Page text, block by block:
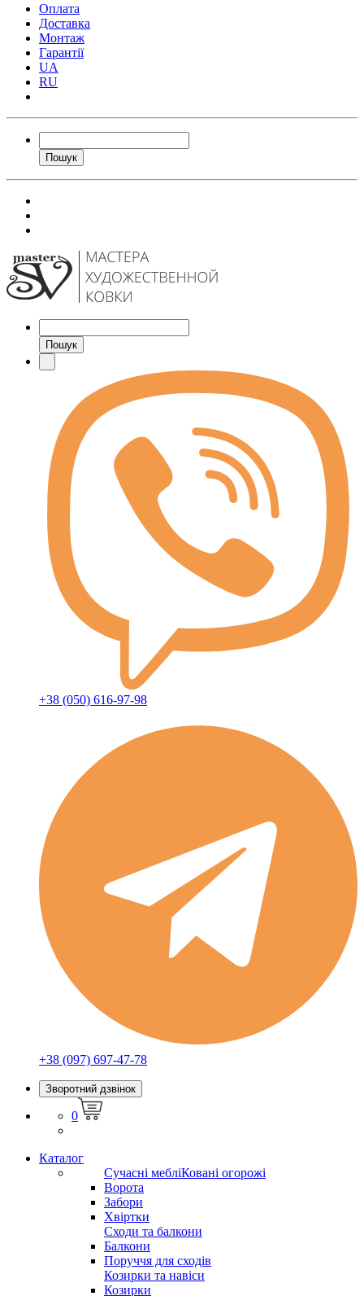
Оплата
Доставка
Монтаж
Гарантії
UA
RU
Пошук
Пошук
+38 (050) 616-97-98
+38 (097) 697-47-78
Зворотний дзвінок
0
Каталог
Сучасні мебліКовані огорожі
Ворота
Забори
Хвіртки
Сходи та балкони
Балкони
Поруччя для сходів
Козирки та навіси
Козирки